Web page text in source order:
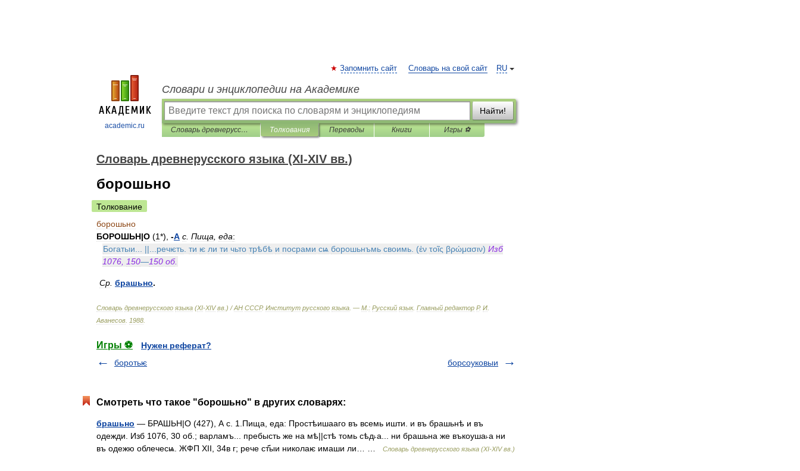
academic.ru
RU
Запомнить сайт Словарь на свой сайт
Словари и энциклопедии на Академике
Найти!
Словарь древнерусского языка (XI-XIV вв.) Толкования Переводы Книги Игры ⚽
Словарь древнерусского языка (XI-XIV вв.)
борошьно
Толкование
борошьно
БОРОШЬН|О (1*), -А с Пища еда:
Богатыи ... ||... речѥть ти ѥ ли ти чьто трѣбѣ и посрами сѩ борошьнъмь своимь . (ἐν τοῖς βρώμασιν) Изб
1076
150—150 об.
Ср брашьно.
Словарь древнерусского языка (XI-XIV вв .) /АН СССР. Институт русского языка . — М : Русский язык. Главный редактор Р. И
Аванесов 1988
Игры ⚽
Нужен реферат?
боротьѥ
борсоуковыи
Смотреть что такое "борошьно" в других словарях:
брашьно — БРАШЬН|О (427), А с. 1.Пища, еда: Простѣишааго въ всемь ишти. и въ брашьнѣ и въ
одежди. Изб 1076, 30 об.; варламъ... пребысть же на мѣ||стѣ томь сѣд˫а... ни брашьна же въкоуша˫а ни
въ одежю облечесѩ. ЖФП XII, 34в г; рече ст҃ыи николаѥ имаши ли… …
Словарь древнерусского языка (XI-XIV вв.)